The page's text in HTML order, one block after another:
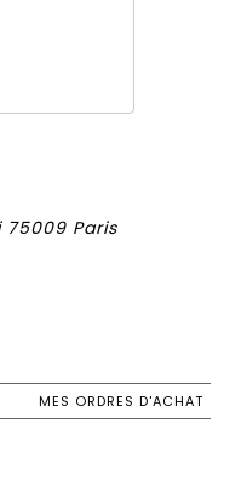
75009 Paris
MES ORDRES D'ACHAT